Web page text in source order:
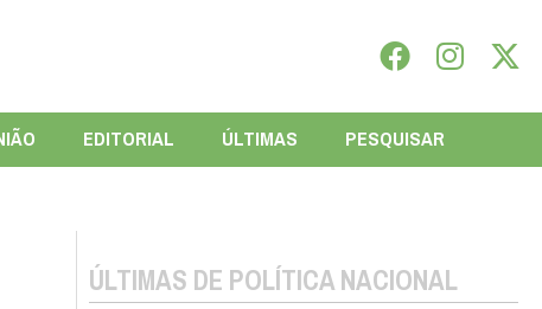
EDITORIAL ÚLTIMAS PESQUISAR
ÚLTIMAS DE POLÍTICA NACIONAL